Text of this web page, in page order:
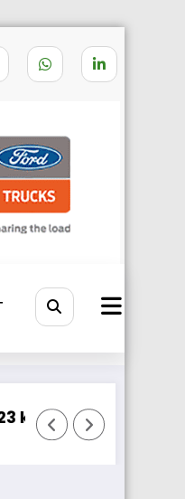
Challenge
100% electric